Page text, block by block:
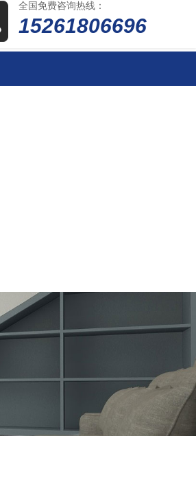
全国免费咨询热线：
15261806696